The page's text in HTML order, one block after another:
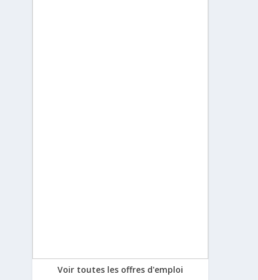
Voir toutes les offres d'emploi